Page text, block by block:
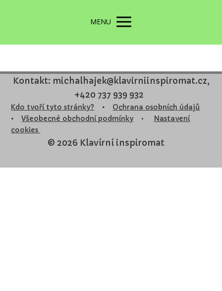
MENU
Kontakt: michalhajek@klavirniinspiromat.cz,
+420 737 939 932
Kdo tvoří tyto stránky? •
Ochrana osobních údajů
•
Všeobecné obchodní podmínky • Nastavení
cookies
© 2026 Klavírní inspiromat